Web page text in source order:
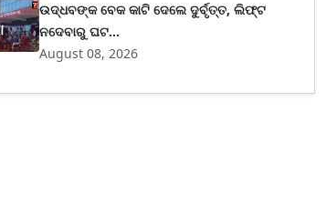
ଉଦ୍ଧବଙ୍କ ବେକ କାଟି ଦେଲେ ଦୁର୍ବୃତ୍ତ, ଲିଫ୍ଟ
ନଦେବାରୁ ଘଟ...
August 08, 2026